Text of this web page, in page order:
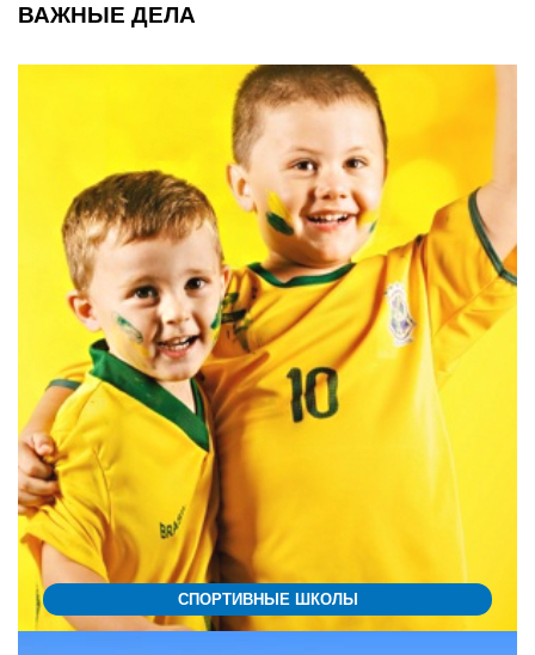
ВАЖНЫЕ ДЕЛА
СПОРТИВНЫЕ ШКОЛЫ